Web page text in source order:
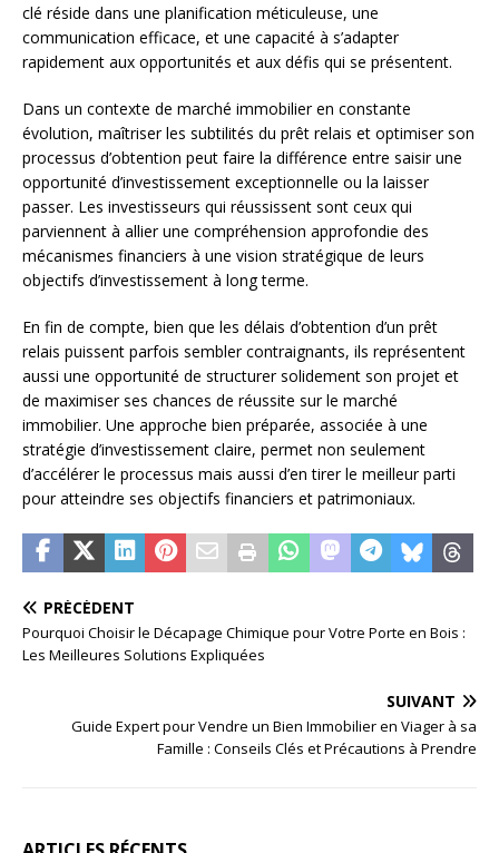
clé réside dans une planification méticuleuse, une
communication efficace, et une capacité à s’adapter
rapidement aux opportunités et aux défis qui se présentent.
Dans un contexte de marché immobilier en constante
évolution, maîtriser les subtilités du prêt relais et optimiser son
processus d’obtention peut faire la différence entre saisir une
opportunité d’investissement exceptionnelle ou la laisser
passer. Les investisseurs qui réussissent sont ceux qui
parviennent à allier une compréhension approfondie des
mécanismes financiers à une vision stratégique de leurs
objectifs d’investissement à long terme.
En fin de compte, bien que les délais d’obtention d’un prêt
relais puissent parfois sembler contraignants, ils représentent
aussi une opportunité de structurer solidement son projet et
de maximiser ses chances de réussite sur le marché
immobilier. Une approche bien préparée, associée à une
stratégie d’investissement claire, permet non seulement
d’accélérer le processus mais aussi d’en tirer le meilleur parti
pour atteindre ses objectifs financiers et patrimoniaux.
PRÉCÉDENT
Pourquoi Choisir le Décapage Chimique pour Votre Porte en Bois :
Les Meilleures Solutions Expliquées
SUIVANT
Guide Expert pour Vendre un Bien Immobilier en Viager à sa
Famille : Conseils Clés et Précautions à Prendre